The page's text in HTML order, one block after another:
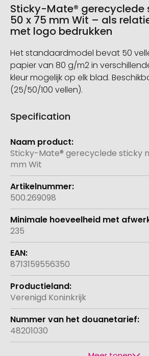
Sticky-Mate® gerecyclede
50 x 75 mm Wit – als
met logo bedrukken
Het standaardmodel bevat 50
papier van 80 g/m2 in
kleur mogelijk op elk blad.
(25/50/100 vellen).
Specification
Meer
informatie
Sticky-Mate® gerecyclede sticky
mm Wit
500.269098
235
8713159556350
Verenigd Koninkrijk
48201030